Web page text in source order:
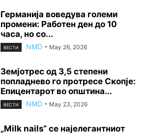
Германија воведува големи
промени: Работен ден до 10
часа, но со...
ВЕСТИ NMD - May 26, 2026
Земјотрес од 3,5 степени
попладнево го протресе Скопје:
Епицентарот во општина...
ВЕСТИ NMD - May 23, 2026
„Milk nails“ се најелегантниот